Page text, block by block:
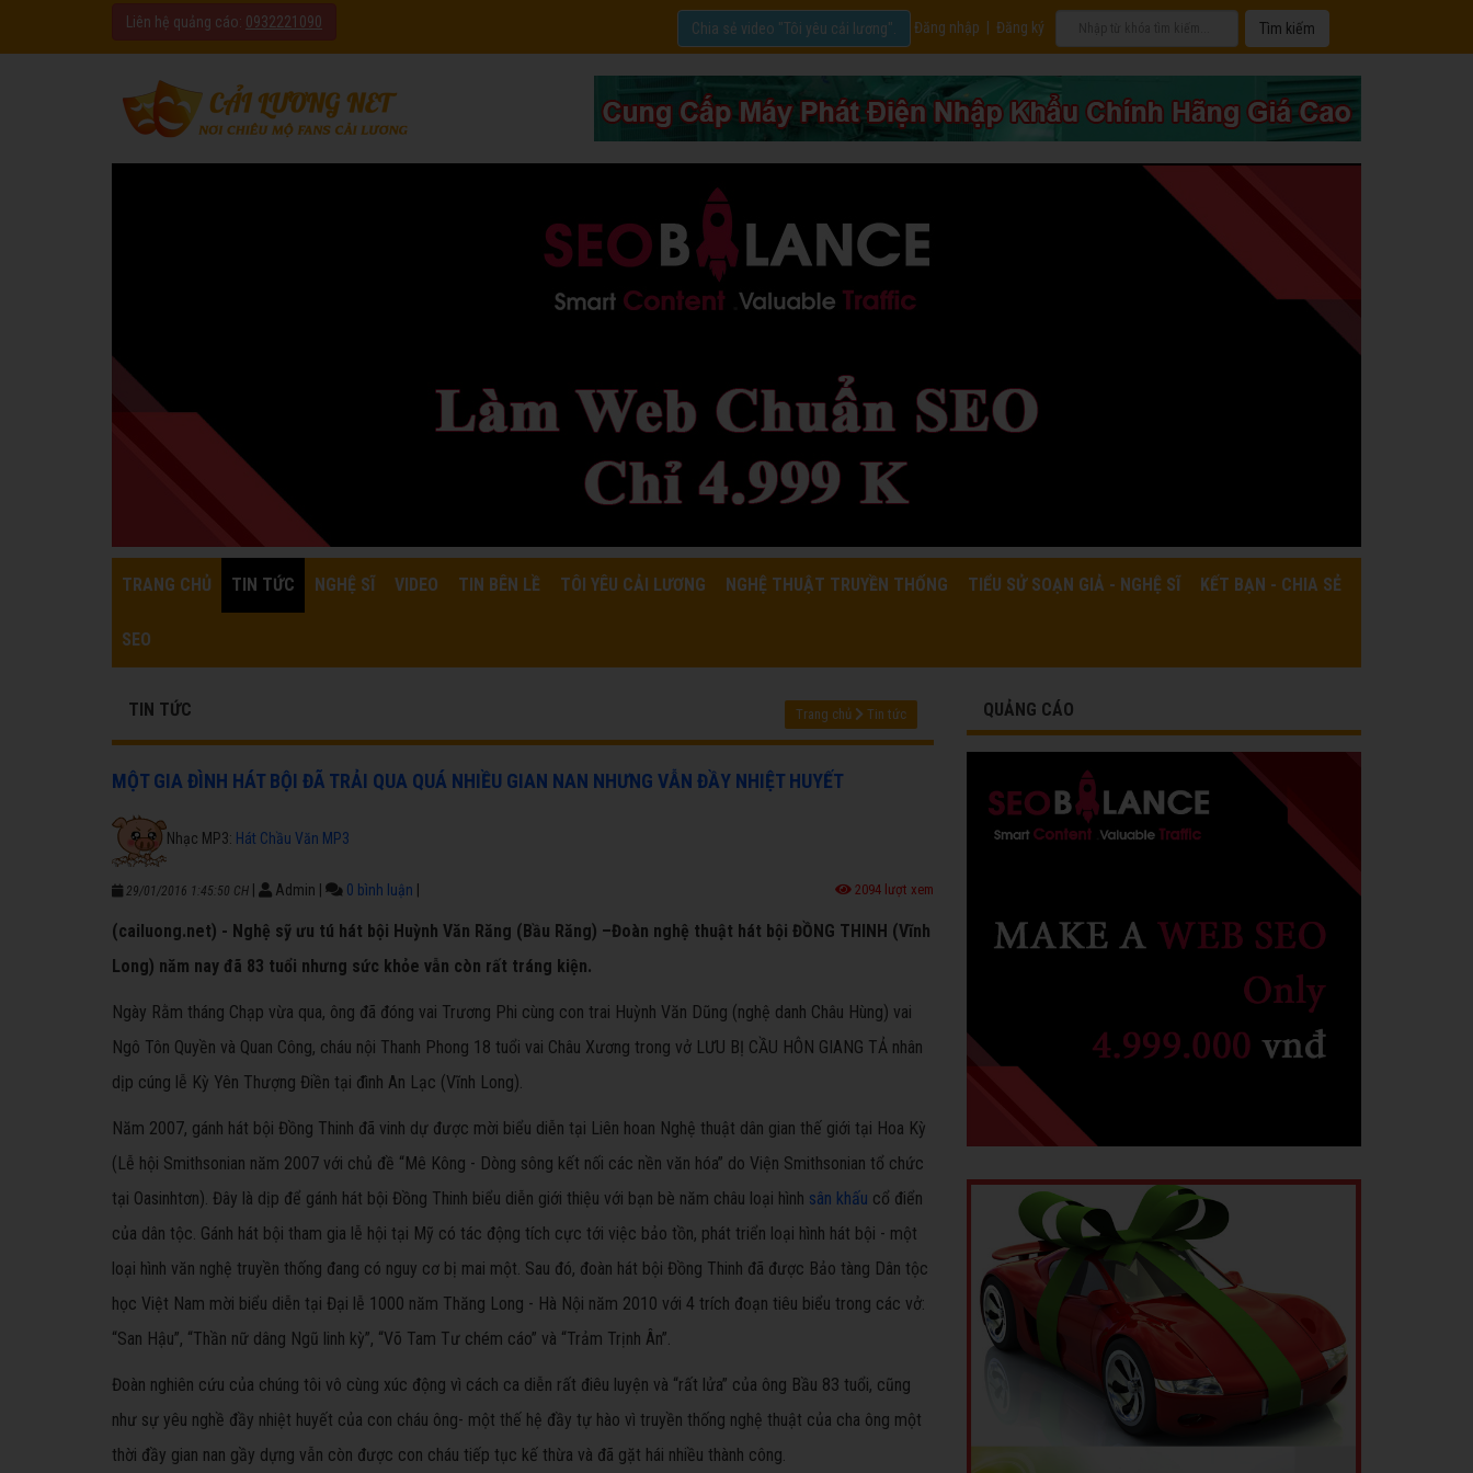
Liên hệ quảng cáo: 0932221090 Đăng nhập Đăng ký
Chia sẻ video "Tôi yêu cải lương".
TRANG CHỦ TIN TỨC NGHỆ SĨ VIDEO TIN BÊN LỀ TÔI YÊU CẢI LƯƠNG NGHỆ THUẬT TRUYỀN THỐNG TIỂU SỬ SOẠN GIẢ - NGHỆ SĨ KẾT BẠN - CHIA SẺ
SEO
TIN TỨC Trang chủ Tin tức
MỘT GIA ĐÌNH HÁT BỘI ĐÃ TRẢI QUA QUÁ NHIỀU GIAN NAN NHƯNG VẪN ĐẦY NHIỆT HUYẾT
Nhạc MP3: Hát Chầu Văn MP3
29/01/2016 1:45:50 CH Admin 0 bình luận 2094 lượt xem
(cailuong.net) - Nghệ sỹ ưu tú hát bội Huỳnh Văn Răng (Bầu Răng) –Đoàn nghệ thuật hát bội ĐỒNG THINH (Vĩnh
Long) năm nay đã 83 tuổi nhưng sức khỏe vẫn còn rất tráng kiện.
Ngày Rằm tháng Chạp vừa qua, ông đã đóng vai Trương Phi cùng con trai Huỳnh Văn Dũng (nghệ danh Châu Hùng) vai
Ngô Tôn Quyền và Quan Công, cháu nội Thanh Phong 18 tuổi vai Châu Xương trong vở LƯU BỊ CẦU HÔN GIANG TẢ nhân
dịp cúng lễ Kỳ Yên Thượng Điền tại đình An Lạc (Vĩnh Long).
Năm 2007, gánh hát bội Đồng Thinh đã vinh dự được mời biểu diễn tại Liên hoan Nghệ thuật dân gian thế giới tại Hoa Kỳ
(Lễ hội Smithsonian năm 2007 với chủ đề “Mê Kông - Dòng sông kết nối các nền văn hóa” do Viện Smithsonian tổ chức
tại Oasinhtơn). Đây là dịp để gánh hát bội Đồng Thinh biểu diễn giới thiệu với bạn bè năm châu loại hình sân khấu cổ điển
của dân tộc. Gánh hát bội tham gia lễ hội tại Mỹ có tác động tích cực tới việc bảo tồn, phát triển loại hình hát bội - một
loại hình văn nghệ truyền thống đang có nguy cơ bị mai một. Sau đó, đoàn hát bội Đồng Thinh đã được Bảo tàng Dân tộc
học Việt Nam mời biểu diễn tại Đại lễ 1000 năm Thăng Long - Hà Nội năm 2010 với 4 trích đoạn tiêu biểu trong các vở:
“San Hậu”, “Thần nữ dâng Ngũ linh kỳ”, “Võ Tam Tư chém cáo” và “Trảm Trịnh Ân”.
Đoàn nghiên cứu của chúng tôi vô cùng xúc động vì cách ca diễn rất điêu luyện và “rất lửa” của ông Bầu 83 tuổi, cũng
như sự yêu nghề đầy nhiệt huyết của con cháu ông- một thế hệ đầy tự hào vì truyền thống nghệ thuật của cha ông một
thời đầy gian nan gầy dựng vẫn còn được con cháu tiếp tục kế thừa và đã gặt hái nhiều thành công.
QUẢNG CÁO